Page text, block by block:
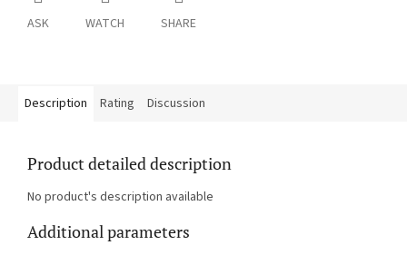
ASK WATCH SHARE
Description Rating Discussion
Product detailed description
No product's description available
Additional parameters